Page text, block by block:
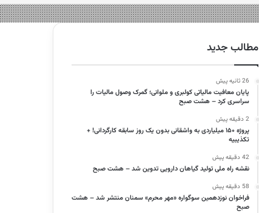
مطالب جدید
26 ثانیه پیش
پایان معافیت مالیاتی کولبری و ملوانی؛ گمرک وصول مالیات را
سراسری کرد – هشت صبح
2 دقیقه پیش
پروژه ۱۵۰ میلیاردی به واشقانی بدون یک روز سابقه کارگردانی! +
تکذیبیه
42 دقیقه پیش
نقشه راه ملی تولید گیاهان دارویی تدوین شد – هشت صبح
58 دقیقه پیش
فراخوان نوزدهمین سوگواره «مهر محرم» سمنان منتشر شد – هشت
صبح